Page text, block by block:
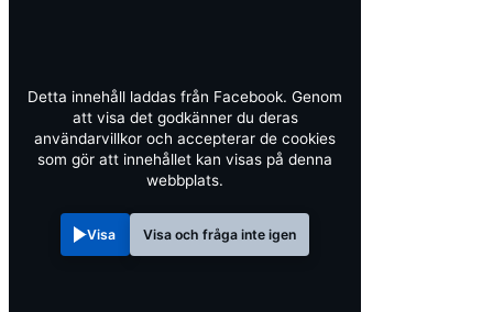
Detta innehåll laddas från Facebook. Genom
att visa det godkänner du deras
användarvillkor och accepterar de cookies
som gör att innehållet kan visas på denna
webbplats.
Visa Visa och fråga inte igen